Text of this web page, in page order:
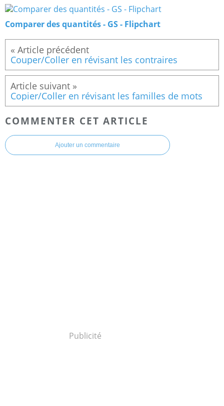
Comparer des quantités - GS - Flipchart
Couper/Coller en révisant les contraires
Copier/Coller en révisant les familles de mots
COMMENTER CET ARTICLE
Ajouter un commentaire
Publicité